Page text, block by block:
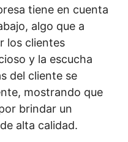
tiene en cuenta
algo que a
los clientes
y la escucha
del cliente se
mostrando que
brindar un
alta calidad.